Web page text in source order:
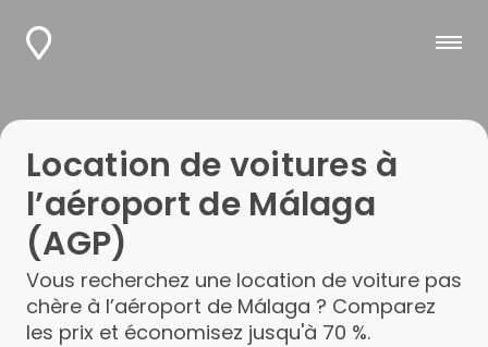
Location de voitures à
l’aéroport de Málaga
(AGP)
Vous recherchez une location de voiture pas
chère à l’aéroport de Málaga ? Comparez
les prix et économisez jusqu'à 70 %.